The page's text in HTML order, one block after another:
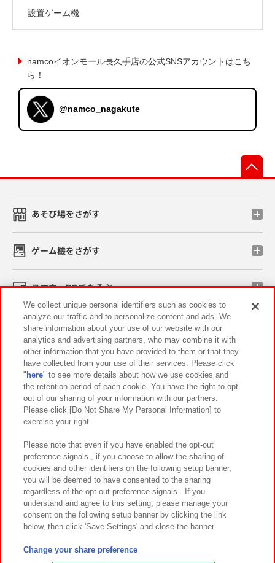
設置ゲーム機
namcoイオンモール長久手店の公式SNSアカウントはこち
ら！
@namco_nagakute
あそび場をさがす
ゲーム機をさがす
スマホ・PCであそぶ
イベント・キャンペーン
関連会社 サステナビリティ サイトポリシー
プライバシーポリシー ウェブアクセシビリティ方針と検証結果
お取引先さまとともに
カスタマーハラスメント対応方針 よくあるご質問・お問い合わせ
©Bandai Namco Amusement Inc.
©Bandai Namco Amusement Lab Inc.
We collect unique personal identifiers such as cookies to
analyze our traffic and to personalize content and ads. We
share information about your use of our website with our
analytics and advertising partners, who may combine it with
other information that you have provided to them or that they
have collected from your use of their services. Please click
" here" to see more details about how we use cookies and
the retention period of each cookie. You have the right to opt
out of our sharing of your information with our partners.
Please click [Do Not Share My Personal Information] to
exercise your right.
Please note that even if you have enabled the opt-out
preference signals , if you choose to allow the sharing of
cookies and other identifiers on the following setup banner,
you will be deemed to have consented to the sharing
regardless of the opt-out preference signals . If you
understand and agree to this setting, please manage your
consent on the following setup banner by clicking the link
below, then click 'Save Settings' and close the banner.
Change your share preference